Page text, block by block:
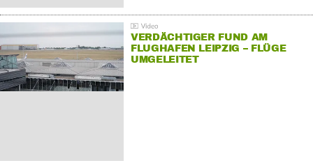
VERDÄCHTIGER FUND AM
FLUGHAFEN LEIPZIG – FLÜGE
UMGELEITET